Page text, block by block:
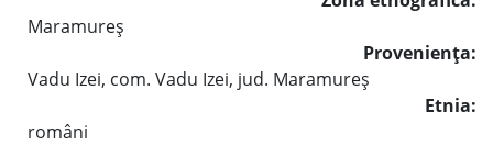
Maramureş
Provenienţa:
Vadu Izei, com. Vadu Izei, jud. Maramureş
Etnia:
români